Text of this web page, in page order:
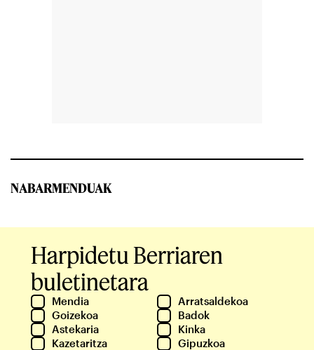
NABARMENDUAK
Harpidetu Berriaren
buletinetara
Mendia
Arratsaldekoa
Goizekoa
Badok
Astekaria
Kinka
Kazetaritza
Gipuzkoa